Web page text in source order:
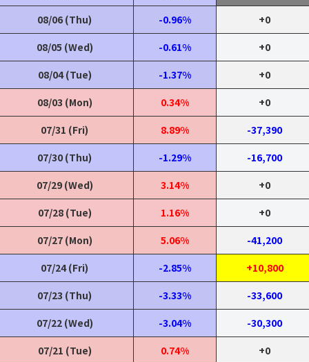
08/06 (Thu)
-0.96%
+0
08/05 (Wed)
-0.61%
+0
08/04 (Tue)
-1.37%
+0
08/03 (Mon)
0.34%
+0
07/31 (Fri)
8.89%
-37,390
07/30 (Thu)
-1.29%
-16,700
07/29 (Wed)
3.14%
+0
07/28 (Tue)
1.16%
+0
07/27 (Mon)
5.06%
-41,200
07/24 (Fri)
-2.85%
+10,800
07/23 (Thu)
-3.33%
-33,600
07/22 (Wed)
-3.04%
-30,300
07/21 (Tue)
0.74%
+0